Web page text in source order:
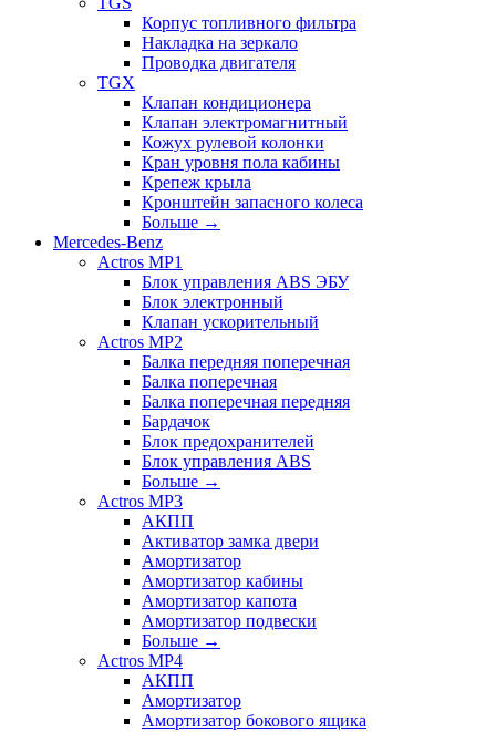
Корпус топливного фильтра
Накладка на зеркало
Проводка двигателя
TGX
Клапан кондиционера
Клапан электромагнитный
Кожух рулевой колонки
Кран уровня пола кабины
Крепеж крыла
Кронштейн запасного колеса
Больше →
Mercedes-Benz
Actros MP1
Блок управления ABS ЭБУ
Блок электронный
Клапан ускорительный
Actros MP2
Балка передняя поперечная
Балка поперечная
Балка поперечная передняя
Бардачок
Блок предохранителей
Блок управления ABS
Больше →
Actros MP3
АКПП
Активатор замка двери
Амортизатор
Амортизатор кабины
Амортизатор капота
Амортизатор подвески
Больше →
Actros MP4
АКПП
Амортизатор
Амортизатор бокового ящика